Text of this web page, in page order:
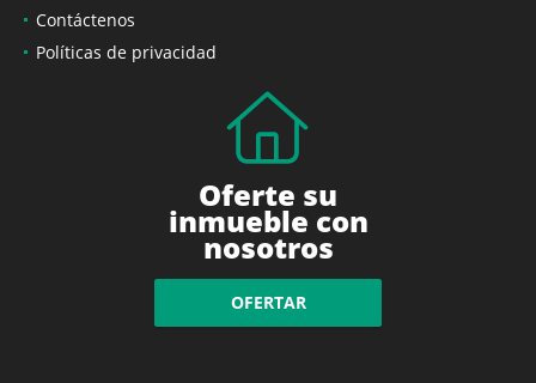
Contáctenos
Políticas de privacidad
Oferte su
inmueble con
nosotros
OFERTAR